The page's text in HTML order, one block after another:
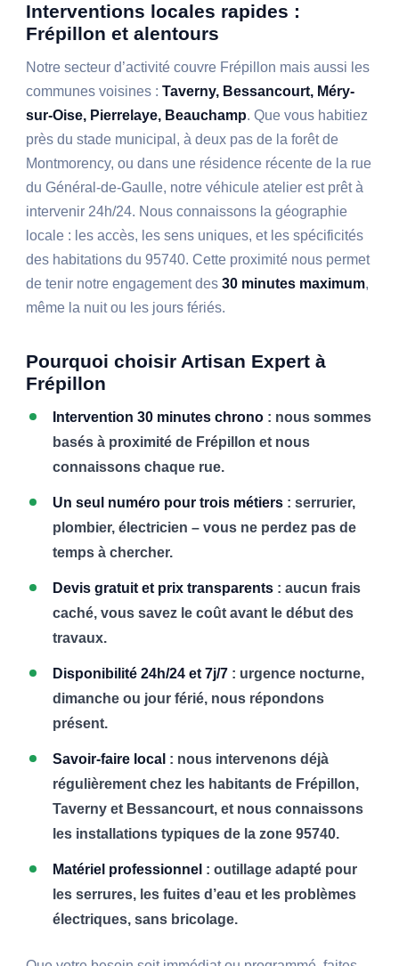
Interventions locales rapides :
Frépillon et alentours
Notre secteur d’activité couvre Frépillon mais aussi les
communes voisines :Taverny, Bessancourt, Méry-
sur-Oise, Pierrelaye, Beauchamp. Que vous habitiez
près du stade municipal, à deux pas de la forêt de
Montmorency, ou dans une résidence récente de la rue
du Général-de-Gaulle, notre véhicule atelier est prêt à
intervenir 24h/24. Nous connaissons la géographie
locale : les accès, les sens uniques, et les spécificités
des habitations du 95740. Cette proximité nous permet
de tenir notre engagement des30 minutes maximum,
même la nuit ou les jours fériés.
Pourquoi choisir Artisan Expert à
Frépillon
Intervention 30 minutes chrono : nous sommes
basés à proximité de Frépillon et nous
connaissons chaque rue.
Un seul numéro pour trois métiers : serrurier,
plombier, électricien – vous ne perdez pas de
temps à chercher.
Devis gratuit et prix transparents : aucun frais
caché, vous savez le coût avant le début des
travaux.
Disponibilité 24h/24 et 7j/7 : urgence nocturne,
dimanche ou jour férié, nous répondons
présent.
Savoir-faire local : nous intervenons déjà
régulièrement chez les habitants de Frépillon,
Taverny et Bessancourt, et nous connaissons
les installations typiques de la zone 95740.
Matériel professionnel : outillage adapté pour
les serrures, les fuites d’eau et les problèmes
électriques, sans bricolage.